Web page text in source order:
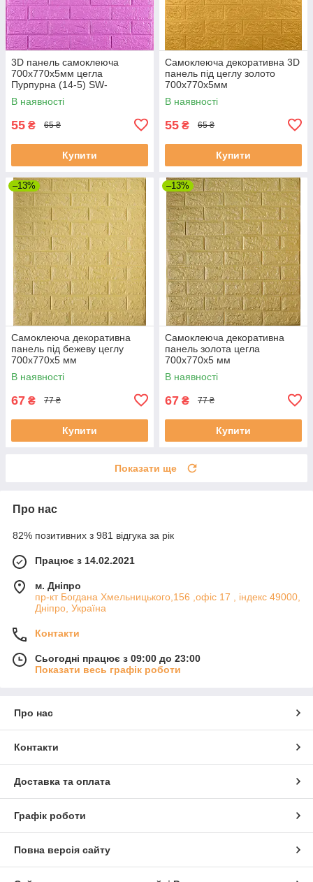
3D панель самоклеюча
700х770х5мм цегла
Пурпурна (14-5) SW-
00001334
В наявності
55 ₴ 65 ₴
Купити
Самоклеюча декоративна 3D
панель під цеглу золото
700x770x5мм
В наявності
55 ₴ 65 ₴
Купити
–13%
Самоклеюча декоративна
панель під бежеву цеглу
700x770x5 мм
В наявності
67 ₴ 77 ₴
Купити
–13%
Самоклеюча декоративна
панель золота цегла
700x770x5 мм
В наявності
67 ₴ 77 ₴
Купити
Показати ще
Про нас
82% позитивних з 981 відгука за рік
Працює з 14.02.2021
м. Дніпро
пр-кт Богдана Хмельницького,156 ,офіс 17 , індекс 49000,
Дніпро, Україна
Контакти
Сьогодні працює з 09:00 до 23:00
Показати весь графік роботи
Про нас
Контакти
Доставка та оплата
Графік роботи
Повна версія сайту